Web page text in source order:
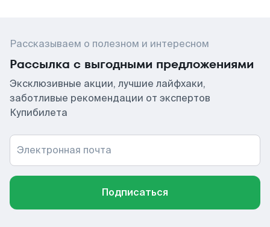
Рассказываем о полезном и интересном
Рассылка с выгодными предложениями
Эксклюзивные акции, лучшие лайфхаки,
заботливые рекомендации от экспертов
Купибилета
Электронная почта
Подписаться